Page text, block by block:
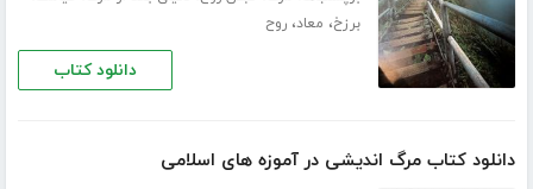
برزخ، معاد،روح
دانلود کتاب
دانلود کتاب مرگ اندیشی در آموزه های اسلامی